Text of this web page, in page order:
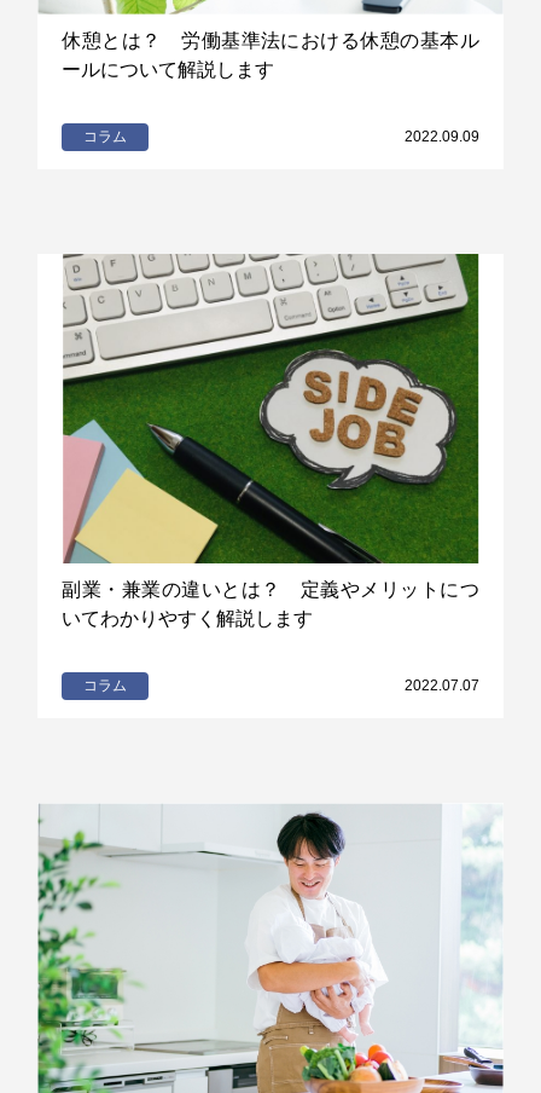
休憩とは？ 労働基準法における休憩の基本ル
ールについて解説します
コラム 2022.09.09
副業・兼業の違いとは？ 定義やメリットにつ
いてわかりやすく解説します
コラム 2022.07.07